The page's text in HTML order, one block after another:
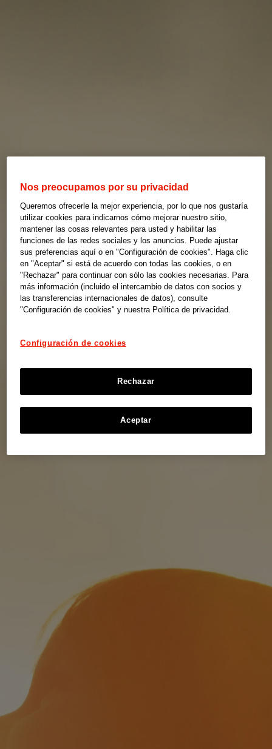
Nos preocupamos por su privacidad
Queremos ofrecerle la mejor experiencia, por lo que nos gustaría
utilizar cookies para indicarnos cómo mejorar nuestro sitio,
mantener las cosas relevantes para usted y habilitar las
funciones de las redes sociales y los anuncios. Puede ajustar
sus preferencias aquí o en "Configuración de cookies". Haga clic
en "Aceptar" si está de acuerdo con todas las cookies, o en
"Rechazar" para continuar con sólo las cookies necesarias. Para
más información (incluido el intercambio de datos con socios y
las transferencias internacionales de datos), consulte
"Configuración de cookies" y nuestra Política de privacidad.
Configuración de cookies
Rechazar
Aceptar